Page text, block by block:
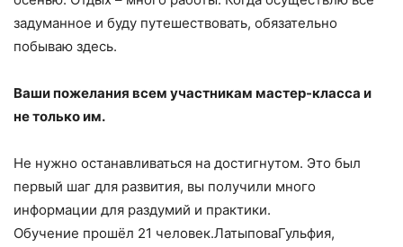
задуманное и буду путешествовать, обязательно
побываю здесь.
Ваши пожелания всем участникам мастер-класса и
не только им.
Не нужно останавливаться на достигнутом. Это был
первый шаг для развития, вы получили много
информации для раздумий и практики.
Обучение прошёл 21 человек.ЛатыповаГульфия,